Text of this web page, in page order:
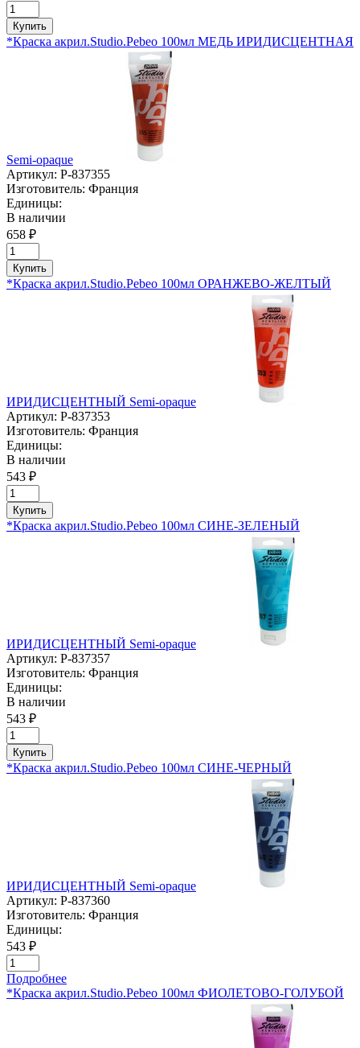
Купить
*Краска акрил.Studio.Pebeo 100мл МЕДЬ ИРИДИСЦЕНТНАЯ
Semi-opaque
Артикул: P-837355
Изготовитель: Франция
Единицы:
В наличии
658 ₽
Купить
*Краска акрил.Studio.Pebeo 100мл ОРАНЖЕВО-ЖЕЛТЫЙ
ИРИДИСЦЕНТНЫЙ Semi-opaque
Артикул: P-837353
Изготовитель: Франция
Единицы:
В наличии
543 ₽
Купить
*Краска акрил.Studio.Pebeo 100мл СИНЕ-ЗЕЛЕНЫЙ
ИРИДИСЦЕНТНЫЙ Semi-opaque
Артикул: P-837357
Изготовитель: Франция
Единицы:
В наличии
543 ₽
Купить
*Краска акрил.Studio.Pebeo 100мл СИНЕ-ЧЕРНЫЙ
ИРИДИСЦЕНТНЫЙ Semi-opaque
Артикул: P-837360
Изготовитель: Франция
Единицы:
543 ₽
Подробнее
*Краска акрил.Studio.Pebeo 100мл ФИОЛЕТОВО-ГОЛУБОЙ